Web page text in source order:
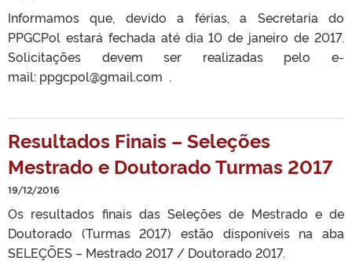
Informamos que, devido a férias, a Secretaria do
PPGCPol estará fechada até dia 10 de janeiro de 2017.
Solicitações devem ser realizadas pelo e-
mail: ppgcpol@gmail.com .
Resultados Finais – Seleções
Mestrado e Doutorado Turmas 2017
19/12/2016
Os resultados finais das Seleções de Mestrado e de
Doutorado (Turmas 2017) estão disponíveis na aba
SELEÇÕES – Mestrado 2017 / Doutorado 2017.